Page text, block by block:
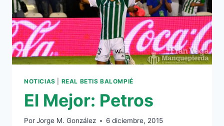
NOTICIAS REAL BETIS BALOMPIÉ
El Mejor: Petros
PorJorge M. González 6 diciembre, 2015